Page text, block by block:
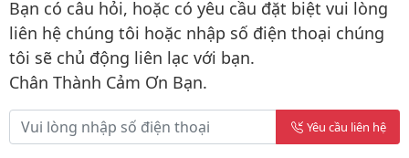
Bạn có câu hỏi, hoặc có yêu cầu đặt biệt vui lòng
liên hệ chúng tôi hoặc nhập số điện thoại chúng
tôi sẽ chủ động liên lạc với bạn.
Chân Thành Cảm Ơn Bạn.
Yêu cầu liên hệ